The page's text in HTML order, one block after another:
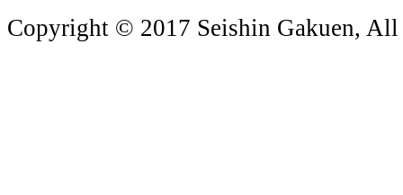
Copyright © 2017 Seishin Gakuen, All